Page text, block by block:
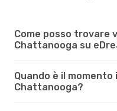
Come posso trovare
Chattanooga su
Quando è il
Chattanooga?